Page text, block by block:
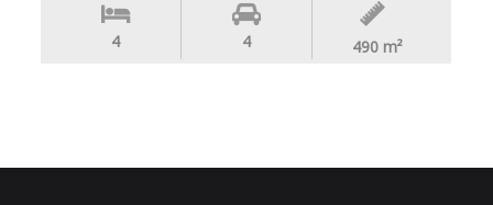
4 4 490 m²